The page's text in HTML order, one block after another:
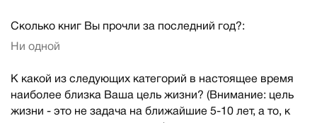
Сколько книг Вы прочли за последний год?:
Ни одной
К какой из следующих категорий в настоящее время
наиболее близка Ваша цель жизни? (Внимание: цель
жизни - это не задача на ближайшие 5-10 лет, а то, к